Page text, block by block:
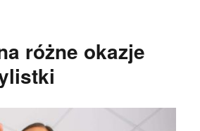
różne okazje